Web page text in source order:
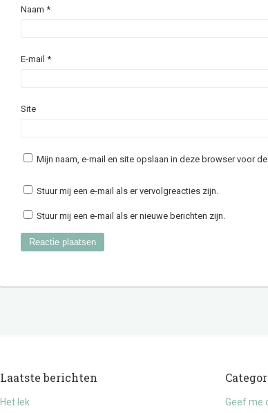
Naam *
E-mail *
Site
Mijn naam, e-mail en site opslaan in deze browser voor
Stuur mij een e-mail als er vervolgreacties zijn.
Stuur mij een e-mail als er nieuwe berichten zijn.
Laatste berichten
Het lek Geef me